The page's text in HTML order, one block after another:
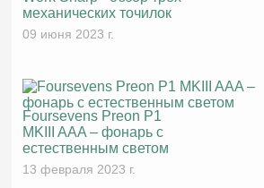
механических точилок
09 июня 2023 г.
Foursevens Preon P1
MKIII AAA – фонарь с
естественным светом
13 февраля 2023 г.